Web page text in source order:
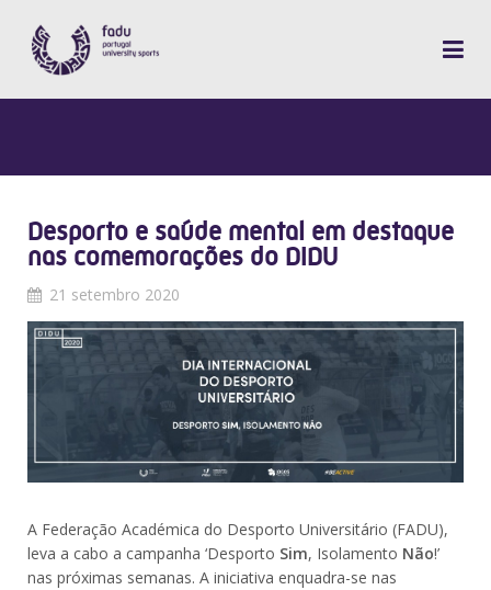
Desporto e saúde mental em destaque
nas comemorações do DIDU
21 setembro 2020
A Federação Académica do Desporto Universitário (FADU),
leva a cabo a campanha ‘Desporto Sim, Isolamento Não!’
nas próximas semanas. A iniciativa enquadra-se nas